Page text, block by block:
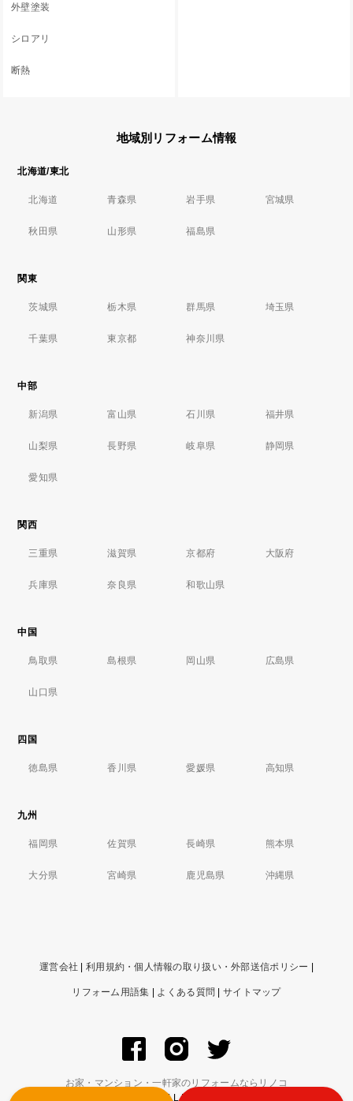
外壁塗装
シロアリ
断熱
地域別リフォーム情報
北海道/東北
北海道 青森県 岩手県 宮城県
秋田県 山形県 福島県
関東
茨城県 栃木県 群馬県 埼玉県
千葉県 東京都 神奈川県
中部
新潟県 富山県 石川県 福井県
山梨県 長野県 岐阜県 静岡県
愛知県
関西
三重県 滋賀県 京都府 大阪府
兵庫県 奈良県 和歌山県
中国
鳥取県 島根県 岡山県 広島県
山口県
四国
徳島県 香川県 愛媛県 高知県
九州
福岡県 佐賀県 長崎県 熊本県
大分県 宮崎県 鹿児島県 沖縄県
運営会社 | 利用規約・個人情報の取り扱い・外部送信ポリシー |
リフォーム用語集 | よくある質問 | サイトマップ
お家・マンション・一軒家のリフォームならリノコ
© ZIGExN Co., Ltd. ALL RIGHTS RESERVED.